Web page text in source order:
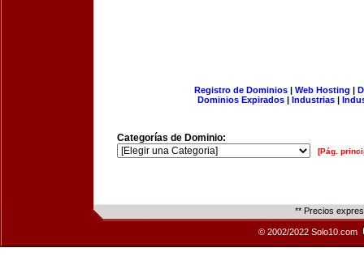
Registro de Dominios| Web Hosting |
Dominios Expirados | Industrias |
Categorías de Dominio:
[Pág.
** Precios
© 2002/2022 Solo10.com